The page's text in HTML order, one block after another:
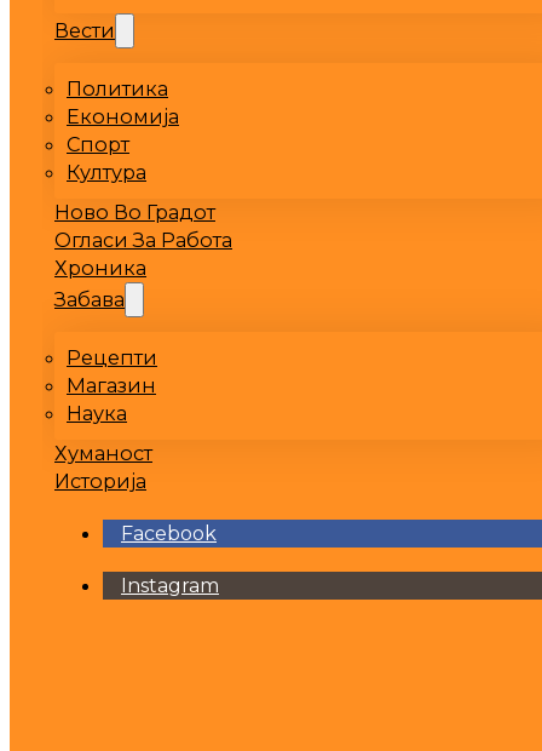
Вести
Политика
Економија
Спорт
Култура
Ново Во Градот
Огласи За Работа
Хроника
Забава
Рецепти
Магазин
Наука
Хуманост
Историја
Facebook
Instagram